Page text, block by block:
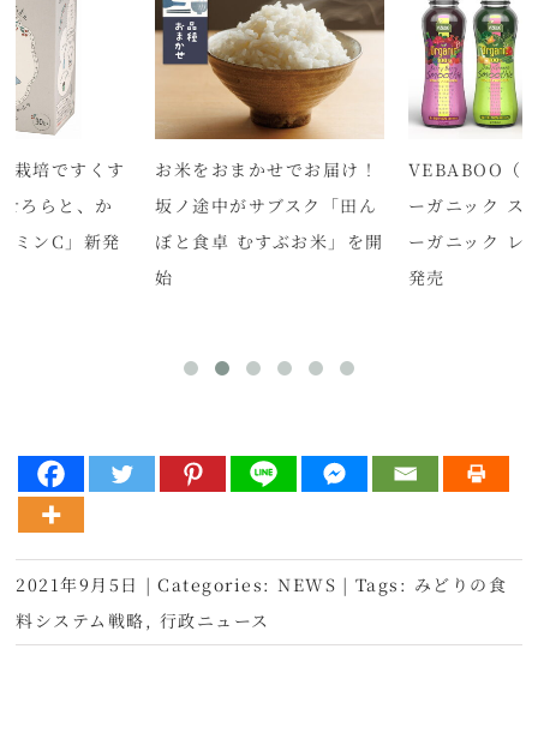
栽培ですくす
ろらと、か
ミンC」新発
お米をおまかせでお届け！
坂ノ途中がサブスク「田ん
ぼと食卓 むすぶお米」を開
始
VEBABOO（
ーガニック ス
ーガニック レ
発売
2021年9月5日 | Categories: NEWS | Tags: みどりの食
料システム戦略 , 行政ニュース